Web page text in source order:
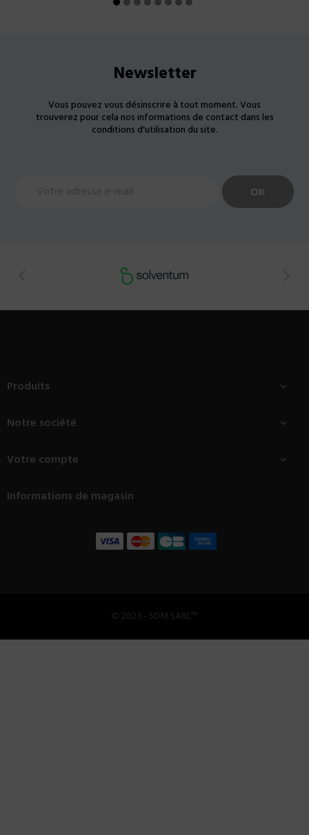
Newsletter
Vous pouvez vous désinscrire à tout moment. Vous
trouverez pour cela nos informations de contact dans les
conditions d'utilisation du site.
Produits 
Notre société 
Votre compte 
Informations de magasin
© 2023 - SDM SARL™